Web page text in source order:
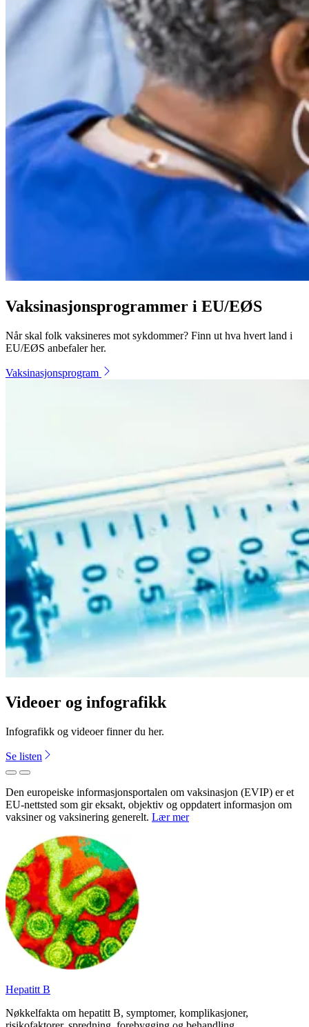
Vaksinasjonsprogrammer i EU/EØS
Når skal folk vaksineres mot sykdommer? Finn ut hva hvert land i
EU/EØS anbefaler her.
Vaksinasjonsprogram
Videoer og infografikk
Infografikk og videoer finner du her.
Se listen
TilbakeNeste
Den europeiske informasjonsportalen om vaksinasjon (EVIP) er et
EU-nettsted som gir eksakt, objektiv og oppdatert informasjon om
vaksiner og vaksinering generelt. Lær mer
Hepatitt B
Nøkkelfakta om hepatitt B, symptomer, komplikasjoner,